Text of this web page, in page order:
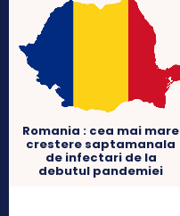
Romania : cea mai mare
crestere saptamanala
de infectari de la
debutul pandemiei